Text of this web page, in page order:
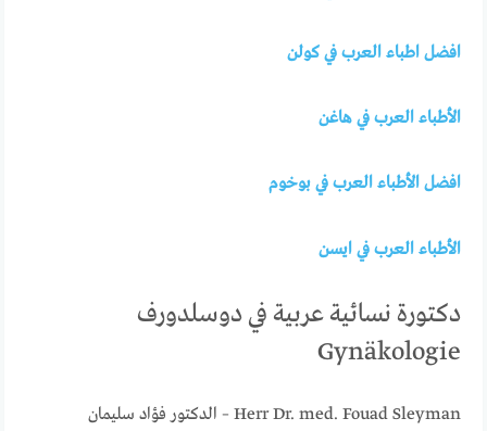
افضل اطباء العرب في كولن
الأطباء العرب في هاغن
افضل الأطباء العرب في بوخوم
الأطباء العرب في ايسن
دكتورة نسائية عربية في دوسلدورف
Gynäkologie
Herr Dr. med. Fouad Sleyman – الدكتور فؤاد سليمان